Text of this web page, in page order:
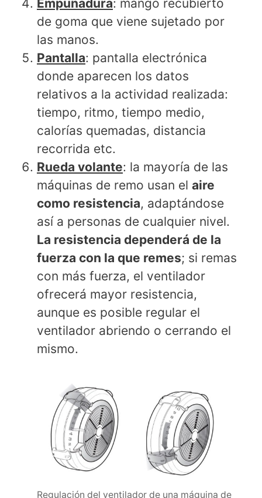
Empuñadura: mango recubierto
de goma que viene sujetado por
las manos.
Pantalla: pantalla electrónica
donde aparecen los datos
relativos a la actividad realizada:
tiempo, ritmo, tiempo medio,
calorías quemadas, distancia
recorrida etc.
Rueda volante: la mayoría de las
máquinas de remo usan el aire
como resistencia, adaptándose
así a personas de cualquier nivel.
La resistencia dependerá de la
fuerza con la que remes; si remas
con más fuerza, el ventilador
ofrecerá mayor resistencia,
aunque es posible regular el
ventilador abriendo o cerrando el
mismo.
Regulación del ventilador de una máquina de